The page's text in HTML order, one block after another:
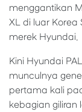
menggantikan
XL di luar
merek Hyundai.
Kini Hyundai
munculnya
pertama kali
kebagian giliran